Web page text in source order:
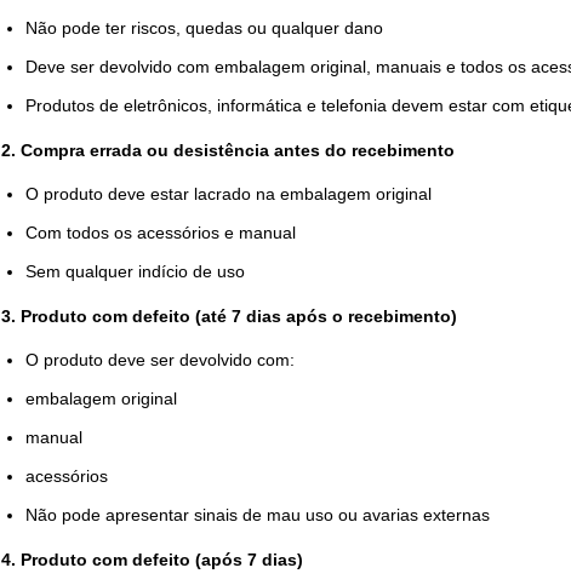
Não pode ter riscos, quedas ou qualquer dano
Deve ser devolvido com embalagem original, manuais e todos os
Produtos de eletrônicos, informática e telefonia devem estar com
2. Compra errada ou desistência antes do recebimento
O produto deve estar lacrado na embalagem original
Com todos os acessórios e manual
Sem qualquer indício de uso
3. Produto com defeito (até 7 dias após o recebimento)
O produto deve ser devolvido com:
embalagem original
manual
acessórios
Não pode apresentar sinais de mau uso ou avarias externas
4. Produto com defeito (após 7 dias)